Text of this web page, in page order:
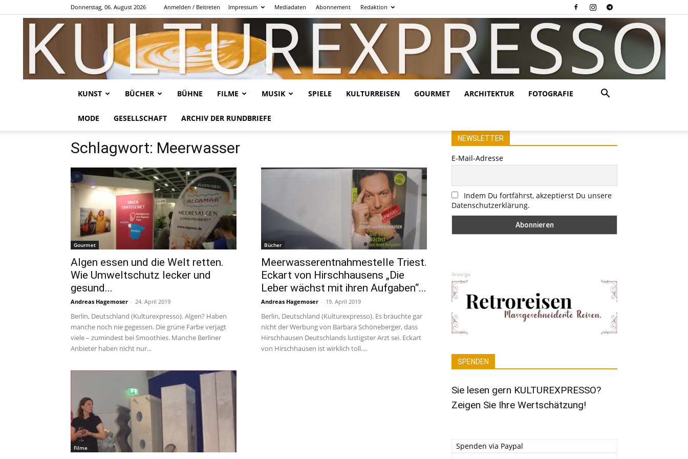
Donnerstag, 06. August 2026 Anmelden / Beitreten Impressum Mediadaten Abonnement Redaktion
KUNST BÜCHER BÜHNE FILME MUSIK SPIELE KULTURREISEN GOURMET ARCHITEKTUR FOTOGRAFIE
MODE GESELLSCHAFT ARCHIV DER RUNDBRIEFE
Schlagwort: Meerwasser
Gourmet
Algen essen und die Welt retten.
Wie Umweltschutz lecker und
gesund...
Andreas Hagemoser - 24. April 2019
Berlin, Deutschland (Kulturexpresso). Algen? Haben
manche noch nie gegessen. Die grüne Farbe verjagt
viele – zumindest bei Smoothies. Manche Berliner
Anbieter haben nicht nur...
Bücher
Meerwasserentnahmestelle Triest.
Eckart von Hirschhausens „Die
Leber wächst mit ihren Aufgaben“...
Andreas Hagemoser - 19. April 2019
Berlin, Deutschland (Kulturexpresso). Es bräuchte gar
nicht der Werbung von Barbara Schöneberger, dass
Hirschhausen Deutschlands lustigster Arzt sei. Eckart
von Hirschhausen ist wirklich toll....
Filme
NEWSLETTER
E-Mail-Adresse
Indem Du fortfährst, akzeptierst Du unsere
Datenschutzerklärung.
Anzeige
SPENDEN
Sie lesen gern KULTUREXPRESSO?
Zeigen Sie Ihre Wertschätzung!
Spenden via Paypal